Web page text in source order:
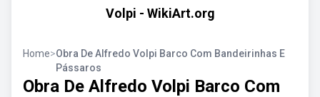
Volpi - WikiArt.org
Home>Obra De Alfredo Volpi Barco Com Bandeirinhas E
Pássaros
Obra De Alfredo Volpi Barco Com